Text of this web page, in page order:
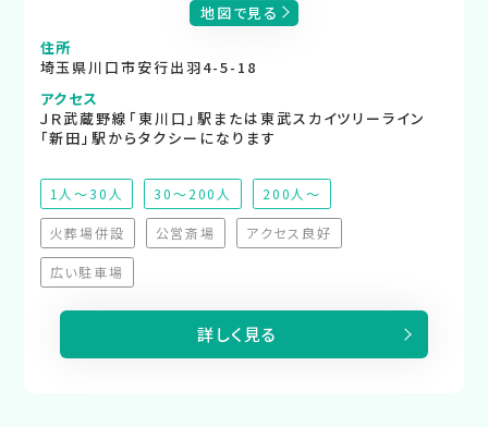
地図で見る
住所
埼玉県川口市安行出羽4-5-18
アクセス
ＪＲ武蔵野線「東川口」駅または東武スカイツリーライン
「新田」駅からタクシーになります
1人～30人 30～200人 200人～
火葬場併設
（非対応）
公営斎場
（非対応）
アクセス良好
（非対応）
広い駐車場
（非対応）
詳しく見る